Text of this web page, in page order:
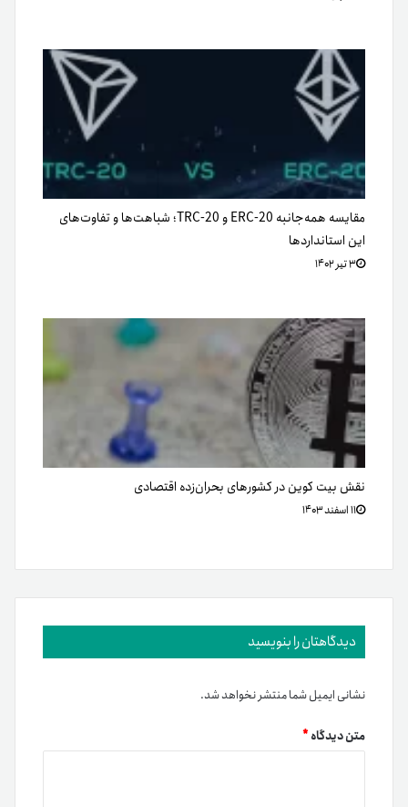
مقایسه همه‌جانبه ERC-20 و TRC-20؛ شباهت‌ها و تفاوت‌های
این استاندارد‌ها
۳ تیر ۱۴۰۲
نقش بیت کوین در کشورهای بحران‌زده اقتصادی
۱۱ اسفند ۱۴۰۳
دیدگاهتان را بنویسید
نشانی ایمیل شما منتشر نخواهد شد.
متن دیدگاه*